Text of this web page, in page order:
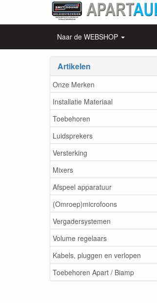
Naar de WEBSHOP
Artikelen
Onze Merken
Installatie Materiaal
Toebehoren
Luidsprekers
Versterking
Mixers
Afspeel apparatuur
(Omroep)microfoons
Vergadersystemen
Volume regelaars
Kabels, pluggen en verlopen
Toebehoren Apart / Biamp